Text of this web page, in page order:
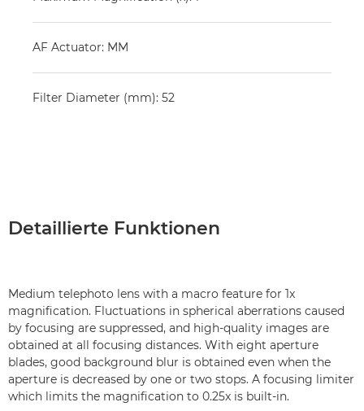
AF Actuator: MM
Filter Diameter (mm): 52
Detaillierte Funktionen
Medium telephoto lens with a macro feature for 1x
magnification. Fluctuations in spherical aberrations caused
by focusing are suppressed, and high-quality images are
obtained at all focusing distances. With eight aperture
blades, good background blur is obtained even when the
aperture is decreased by one or two stops. A focusing limiter
which limits the magnification to 0.25x is built-in.